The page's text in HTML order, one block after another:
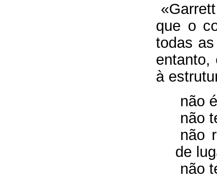
que o
todas
entanto,
à
não
não
não
de
não